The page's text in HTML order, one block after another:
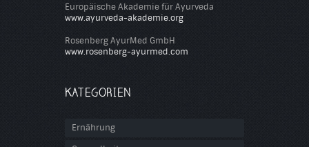
Europäische Akademie für Ayurveda
www.ayurveda-akademie.org
Rosenberg AyurMed GmbH
www.rosenberg-ayurmed.com
KATEGORIEN
Ernährung